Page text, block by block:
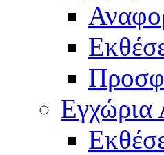
Εγχώρια